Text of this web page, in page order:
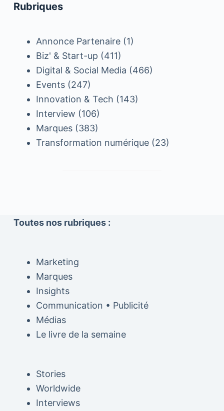
Rubriques
Annonce Partenaire(1)
Biz' & Start-up (411)
Digital & Social Media (466)
Events(247)
Innovation & Tech (143)
Interview (106)
Marques(383)
Transformation numérique(23)
Toutes nos rubriques :
Marketing
Marques
Insights
Communication • Publicité
Médias
Le livre de la semaine
Stories
Worldwide
Interviews